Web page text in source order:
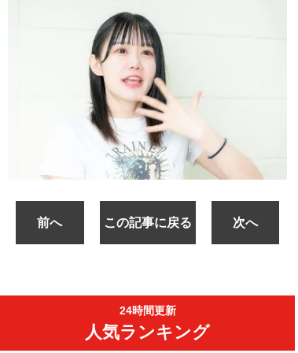
前へ この記事に戻る 次へ
24時間更新
人気ランキング